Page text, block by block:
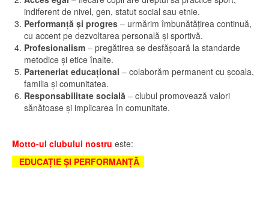
indiferent de nivel, gen, statut social sau etnie.
Performanță și progres – urmărim îmbunătățirea continuă,
cu accent pe dezvoltarea personală și sportivă.
Profesionalism – pregătirea se desfășoară la standarde
metodice și etice înalte.
Parteneriat educațional – colaborăm permanent cu școala,
familia și comunitatea.
Responsabilitate socială – clubul promovează valori
sănătoase și implicarea în comunitate.
Motto-ul clubului nostru este:
EDUCAȚIE ȘI PERFORMANȚĂ